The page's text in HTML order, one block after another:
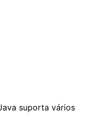
suporta vários